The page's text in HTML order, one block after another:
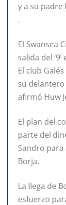
y a su padre
.
El Swansea
salida del
El club
su delantero
afirmó Huw
El plan del
parte del
Sandro
Borja.
La llega de
esfuerzo